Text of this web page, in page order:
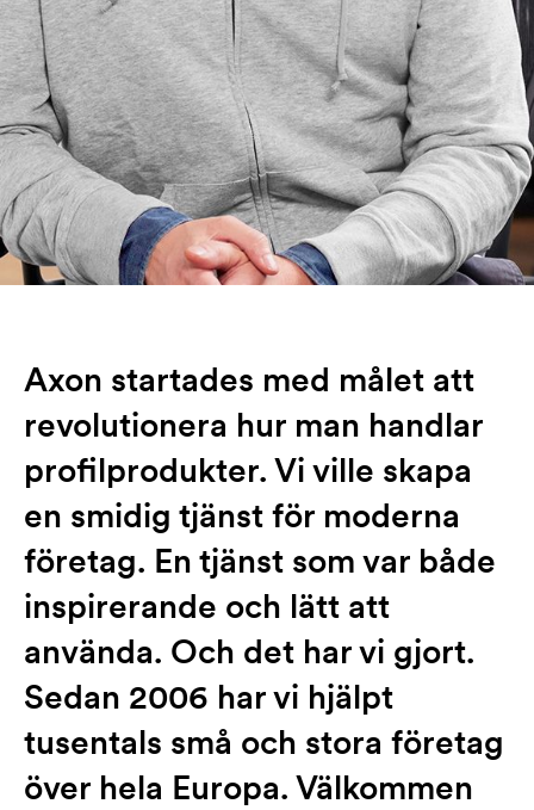
Axon startades med målet att
revolutionera hur man handlar
profilprodukter. Vi ville skapa
en smidig tjänst för moderna
företag. En tjänst som var både
inspirerande och lätt att
använda. Och det har vi gjort.
Sedan 2006 har vi hjälpt
tusentals små och stora företag
över hela Europa. Välkommen